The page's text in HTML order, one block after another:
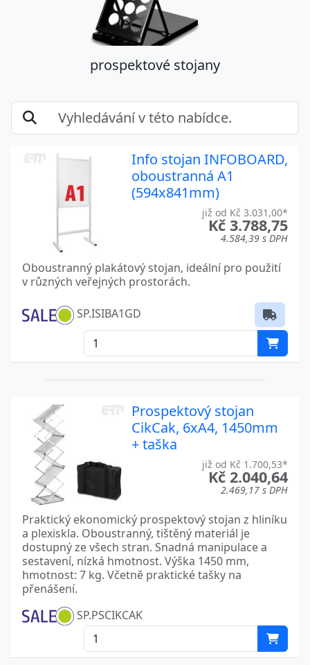
prospektové stojany
Info stojan INFOBOARD,
oboustranná A1
(594x841mm)
již od Kč 3.031,00*
Kč 3.788,75
4.584,39 s DPH
Oboustranný plakátový stojan, ideální pro použití
v různých veřejných prostorách.
SP.ISIBA1GD
Prospektový stojan
CikCak, 6xA4, 1450mm
+ taška
již od Kč 1.700,53*
Kč 2.040,64
2.469,17 s DPH
Praktický ekonomický prospektový stojan z hliníku
a plexiskla. Oboustranný, tištěný materiál je
dostupný ze všech stran. Snadná manipulace a
sestavení, nízká hmotnost. Výška 1450 mm,
hmotnost: 7 kg. Včetně praktické tašky na
přenášení.
SP.PSCIKCAK